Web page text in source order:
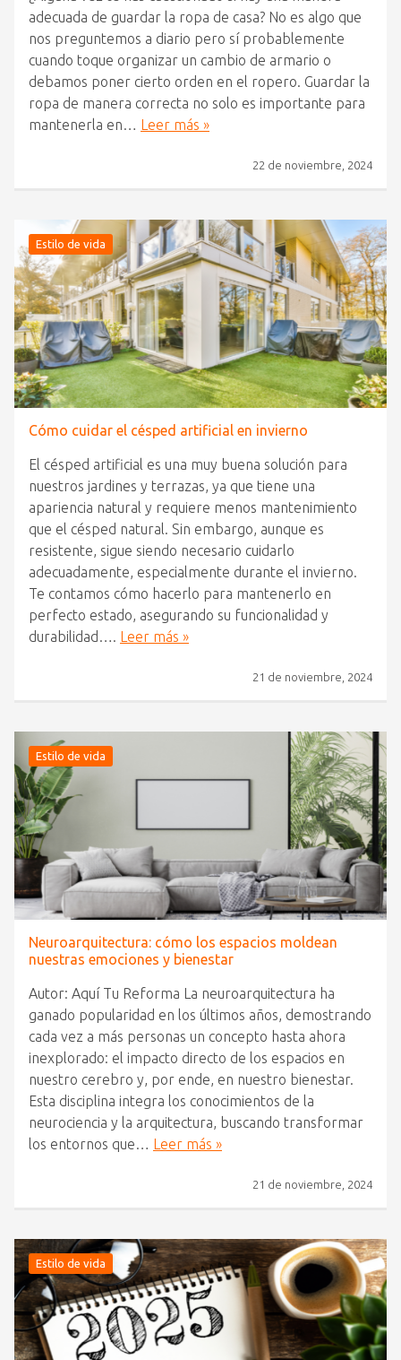
adecuada de guardar la ropa de casa? No es algo que
nos preguntemos a diario pero sí probablemente
cuando toque organizar un cambio de armario o
debamos poner cierto orden en el ropero. Guardar la
ropa de manera correcta no solo es importante para
mantenerla en… Leer más »
22 de noviembre, 2024
Estilo de vida
Cómo cuidar el césped artificial en invierno
El césped artificial es una muy buena solución para
nuestros jardines y terrazas, ya que tiene una
apariencia natural y requiere menos mantenimiento
que el césped natural. Sin embargo, aunque es
resistente, sigue siendo necesario cuidarlo
adecuadamente, especialmente durante el invierno.
Te contamos cómo hacerlo para mantenerlo en
perfecto estado, asegurando su funcionalidad y
durabilidad…. Leer más »
21 de noviembre, 2024
Estilo de vida
Neuroarquitectura: cómo los espacios moldean
nuestras emociones y bienestar
Autor: Aquí Tu Reforma La neuroarquitectura ha
ganado popularidad en los últimos años, demostrando
cada vez a más personas un concepto hasta ahora
inexplorado: el impacto directo de los espacios en
nuestro cerebro y, por ende, en nuestro bienestar.
Esta disciplina integra los conocimientos de la
neurociencia y la arquitectura, buscando transformar
los entornos que… Leer más »
21 de noviembre, 2024
Estilo de vida